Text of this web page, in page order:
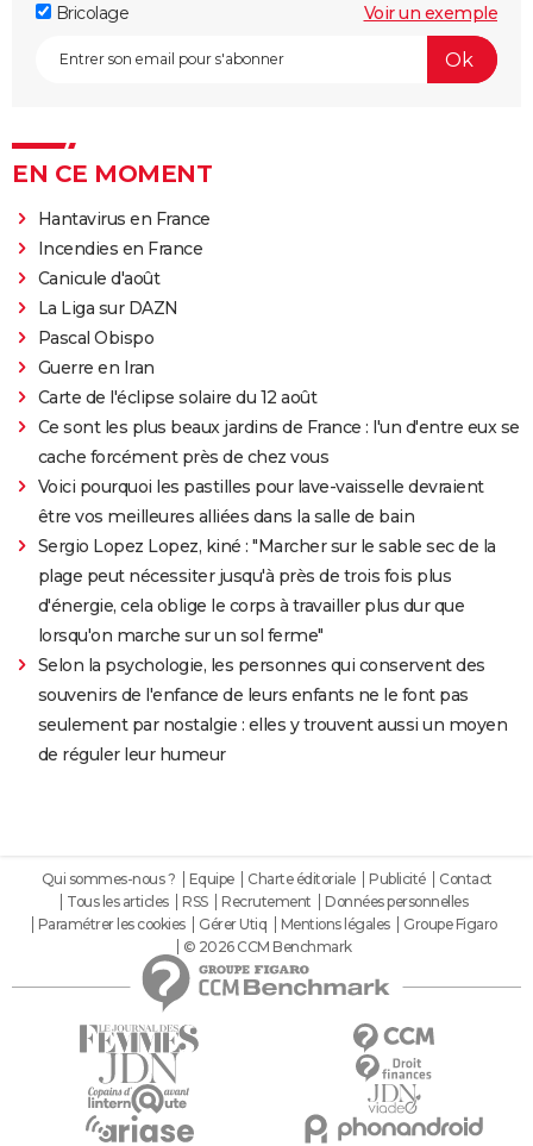
Bricolage
Voir un exemple
EN CE MOMENT
Hantavirus en France
Incendies en France
Canicule d'août
La Liga sur DAZN
Pascal Obispo
Guerre en Iran
Carte de l'éclipse solaire du 12 août
Ce sont les plus beaux jardins de France : l'un d'entre eux se
cache forcément près de chez vous
Voici pourquoi les pastilles pour lave-vaisselle devraient
être vos meilleures alliées dans la salle de bain
Sergio Lopez Lopez, kiné : "Marcher sur le sable sec de la
plage peut nécessiter jusqu'à près de trois fois plus
d'énergie, cela oblige le corps à travailler plus dur que
lorsqu'on marche sur un sol ferme"
Selon la psychologie, les personnes qui conservent des
souvenirs de l'enfance de leurs enfants ne le font pas
seulement par nostalgie : elles y trouvent aussi un moyen
de réguler leur humeur
Qui sommes-nous ? Equipe Charte éditoriale Publicité
Contact
Tous les articles
RSS Recrutement
Données personnelles
Paramétrer les cookies
Gérer Utiq Mentions légales
Groupe Figaro
© 2026 CCM Benchmark